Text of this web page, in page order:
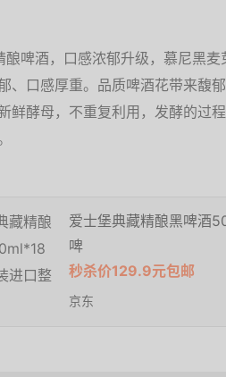
酿啤酒，口感浓郁升级，慕尼黑
、口感厚重。品质啤酒花带来馥
鲜酵母，不重复利用，发酵的过
爱士堡典藏精酿黑啤酒
啤
秒杀价129.9元包邮
京东